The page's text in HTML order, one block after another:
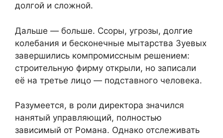
долгой и сложной.
Дальше — больше. Ссоры, угрозы, долгие
колебания и бесконечные мытарства Зуевых
завершились компромиссным решением:
строительную фирму открыли, но записали
её на третье лицо — подставного человека.
Разумеется, в роли директора значился
нанятый управляющий, полностью
зависимый от Романа. Однако отслеживать